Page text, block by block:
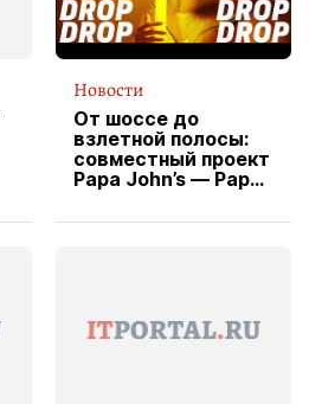
Новости
От шоссе до
взлетной полосы:
совместный проект
Papa John’s — Papa
вводит